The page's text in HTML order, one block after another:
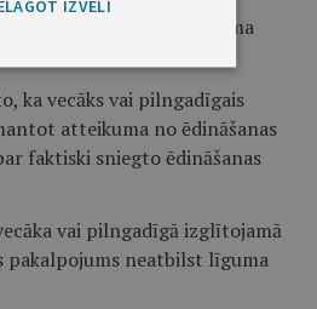
un kārtību, kā arī atteikuma
ka vecāks vai pilngadīgais
atteikuma no ēdināšanas
faktiski sniegto ēdināšanas
vai pilngadīgā izglītojamā
pakalpojums neatbilst līguma
IZVĒLI